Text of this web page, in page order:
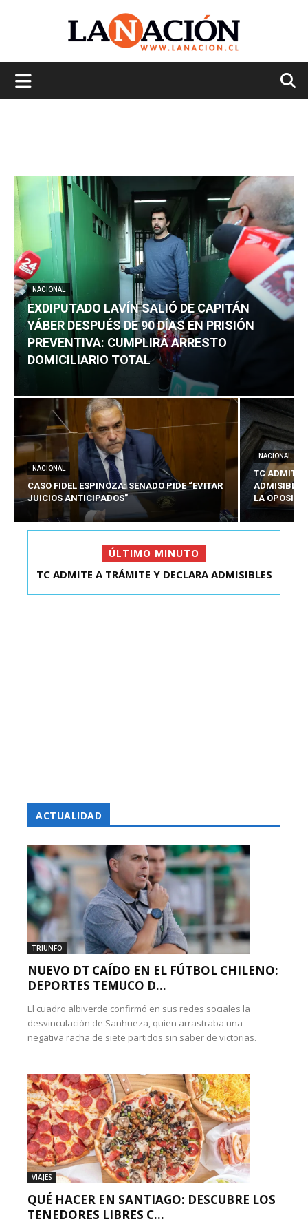
NACIONAL
EXDIPUTADO LAVÍN SALIÓ DE CAPITÁN
YÁBER DESPUÉS DE 90 DÍAS EN PRISIÓN
PREVENTIVA: CUMPLIRÁ ARRESTO
DOMICILIARIO TOTAL
NACIONAL
CASO FIDEL ESPINOZA: SENADO PIDE “EVITAR
JUICIOS ANTICIPADOS”
NACIONAL
TC ADMITE
ADMISIBLES
LA
ÚLTIMO MINUTO
TC ADMITE A TRÁMITE Y DECLARA ADMISIBLES
ACTUALIDAD
TRIUNFO
NUEVO DT CAÍDO EN EL FÚTBOL CHILENO:
DEPORTES TEMUCO D...
El cuadro albiverde confirmó en sus redes sociales la
desvinculación de Sanhueza, quien arrastraba una
negativa racha de siete partidos sin saber de victorias.
VIAJES
QUÉ HACER EN SANTIAGO: DESCUBRE LOS
TENEDORES LIBRES C...